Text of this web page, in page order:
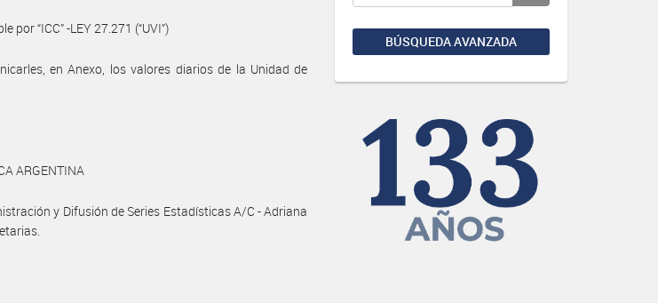
BÚSQUEDA AVANZADA
por “ICC” -LEY 27.271 (“UVI”)
en Anexo, los valores diarios de la Unidad de
ARGENTINA
y Difusión de Series Estadísticas A/C - Adriana